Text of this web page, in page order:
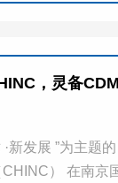
”为主题的 2020中华医
京国际展览中心